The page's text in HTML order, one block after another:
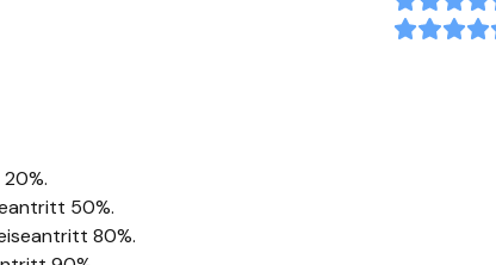
50%.
80%.